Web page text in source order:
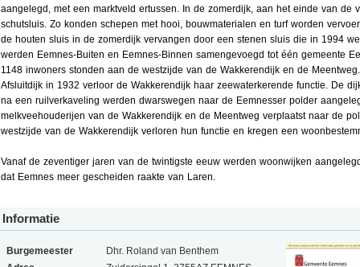
aangelegd, met een marktveld ertussen. In de zomerdijk, aan het einde van de
schutsluis. Zo konden schepen met hooi, bouwmaterialen en turf worden
de houten sluis in de zomerdijk vervangen door een stenen sluis die in 1994
werden Eemnes-Buiten en Eemnes-Binnen samengevoegd tot één gemeente
1148 inwoners stonden aan de westzijde van de Wakkerendijk en de
Afsluitdijk in 1932 verloor de Wakkerendijk haar zeewaterkerende functie. De
na een ruilverkaveling werden dwarswegen naar de Eemnesser polder
melkveehouderijen van de Wakkerendijk en de Meentweg verplaatst naar de
westzijde van de Wakkerendijk verloren hun functie en kregen een
Vanaf de zeventiger jaren van de twintigste eeuw werden woonwijken
dat Eemnes meer gescheiden raakte van Laren.
Informatie
Burgemeester
Dhr. Roland van Benthem